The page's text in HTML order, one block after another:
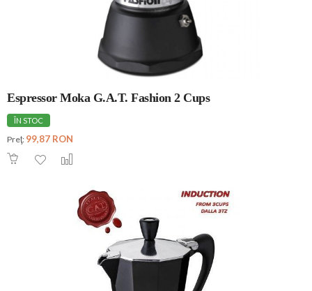
Espressor Moka G.A.T. Fashion 2 Cups
ÎN STOC
Preţ: 99,87 RON